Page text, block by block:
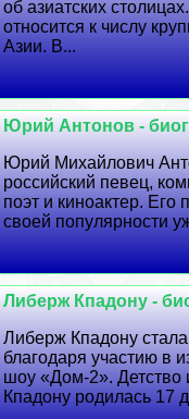
об азиатских
относится к числу
Азии. В...
Юрий Антонов -
Юрий Михайлович
российский певец,
поэт и киноактер. Его
своей популярности
Либерж Кпадону -
Либерж Кпадону
благодаря участию в
шоу «Дом-2». Детство
Кпадону родилась 17